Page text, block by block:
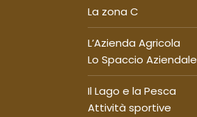
La zona C
L’Azienda Agricola
Lo Spaccio Aziendale
Il Lago e la Pesca
Attività sportive